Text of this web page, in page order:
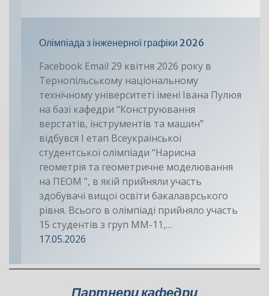
Олімпіада з інженерної графіки 2026
Facebook Email 29 квітня 2026 року в
Тернопільському національному
технічному університеті імені Івана Пулюя
на базі кафедри “Конструювання
верстатів, інструментів та машин”
відбувся І етап Всеукраїнської
студентської олімпіади “Нарисна
геометрія та геометричне моделювання
на ПЕОМ ”, в якій прийняли участь
здобувачі вищої освіти бакалаврського
рівня. Всього в олімпіаді прийняло участь
15 студентів з груп ММ-11,…
17.05.2026
Партнери кафедри